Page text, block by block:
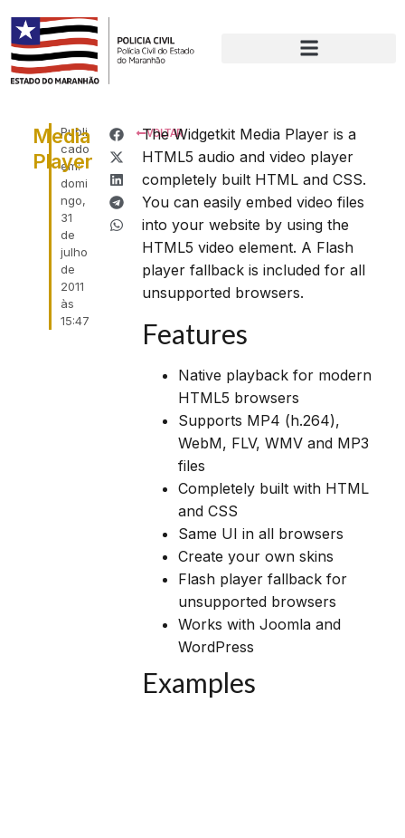
Publi
cado
em:
domi
ngo,
31
de
julho
de
2011
às
15:47
Media
Player
VOLTAR
The Widgetkit Media Player is a
HTML5 audio and video player
completely built HTML and CSS.
You can easily embed video files
into your website by using the
HTML5 video element. A Flash
player fallback is included for all
unsupported browsers.
Features
Native playback for modern
HTML5 browsers
Supports MP4 (h.264),
WebM, FLV, WMV and MP3
files
Completely built with HTML
and CSS
Same UI in all browsers
Create your own skins
Flash player fallback for
unsupported browsers
Works with Joomla and
WordPress
Examples